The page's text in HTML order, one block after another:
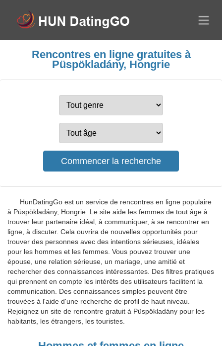
Rencontres en ligne gratuites à
Püspökladány, Hongrie
HunDatingGo est un service de rencontres en ligne populaire
à Püspökladány, Hongrie. Le site aide les femmes de tout âge à
trouver leur partenaire idéal, à communiquer, à se rencontrer en
ligne, à discuter. Cela ouvrira de nouvelles opportunités pour
trouver des personnes avec des intentions sérieuses, idéales
pour les hommes et les femmes. Vous pouvez trouver une
épouse, une relation sérieuse, un mariage, une amitié et
rechercher des connaissances intéressantes. Des filtres pratiques
qui prennent en compte les intérêts des utilisateurs facilitent la
communication. Des connaissances simples peuvent être
trouvées à l'aide d'une recherche de profil de haut niveau.
Rejoignez un site de rencontre gratuit à Püspökladány pour les
habitants, les étrangers, les touristes.